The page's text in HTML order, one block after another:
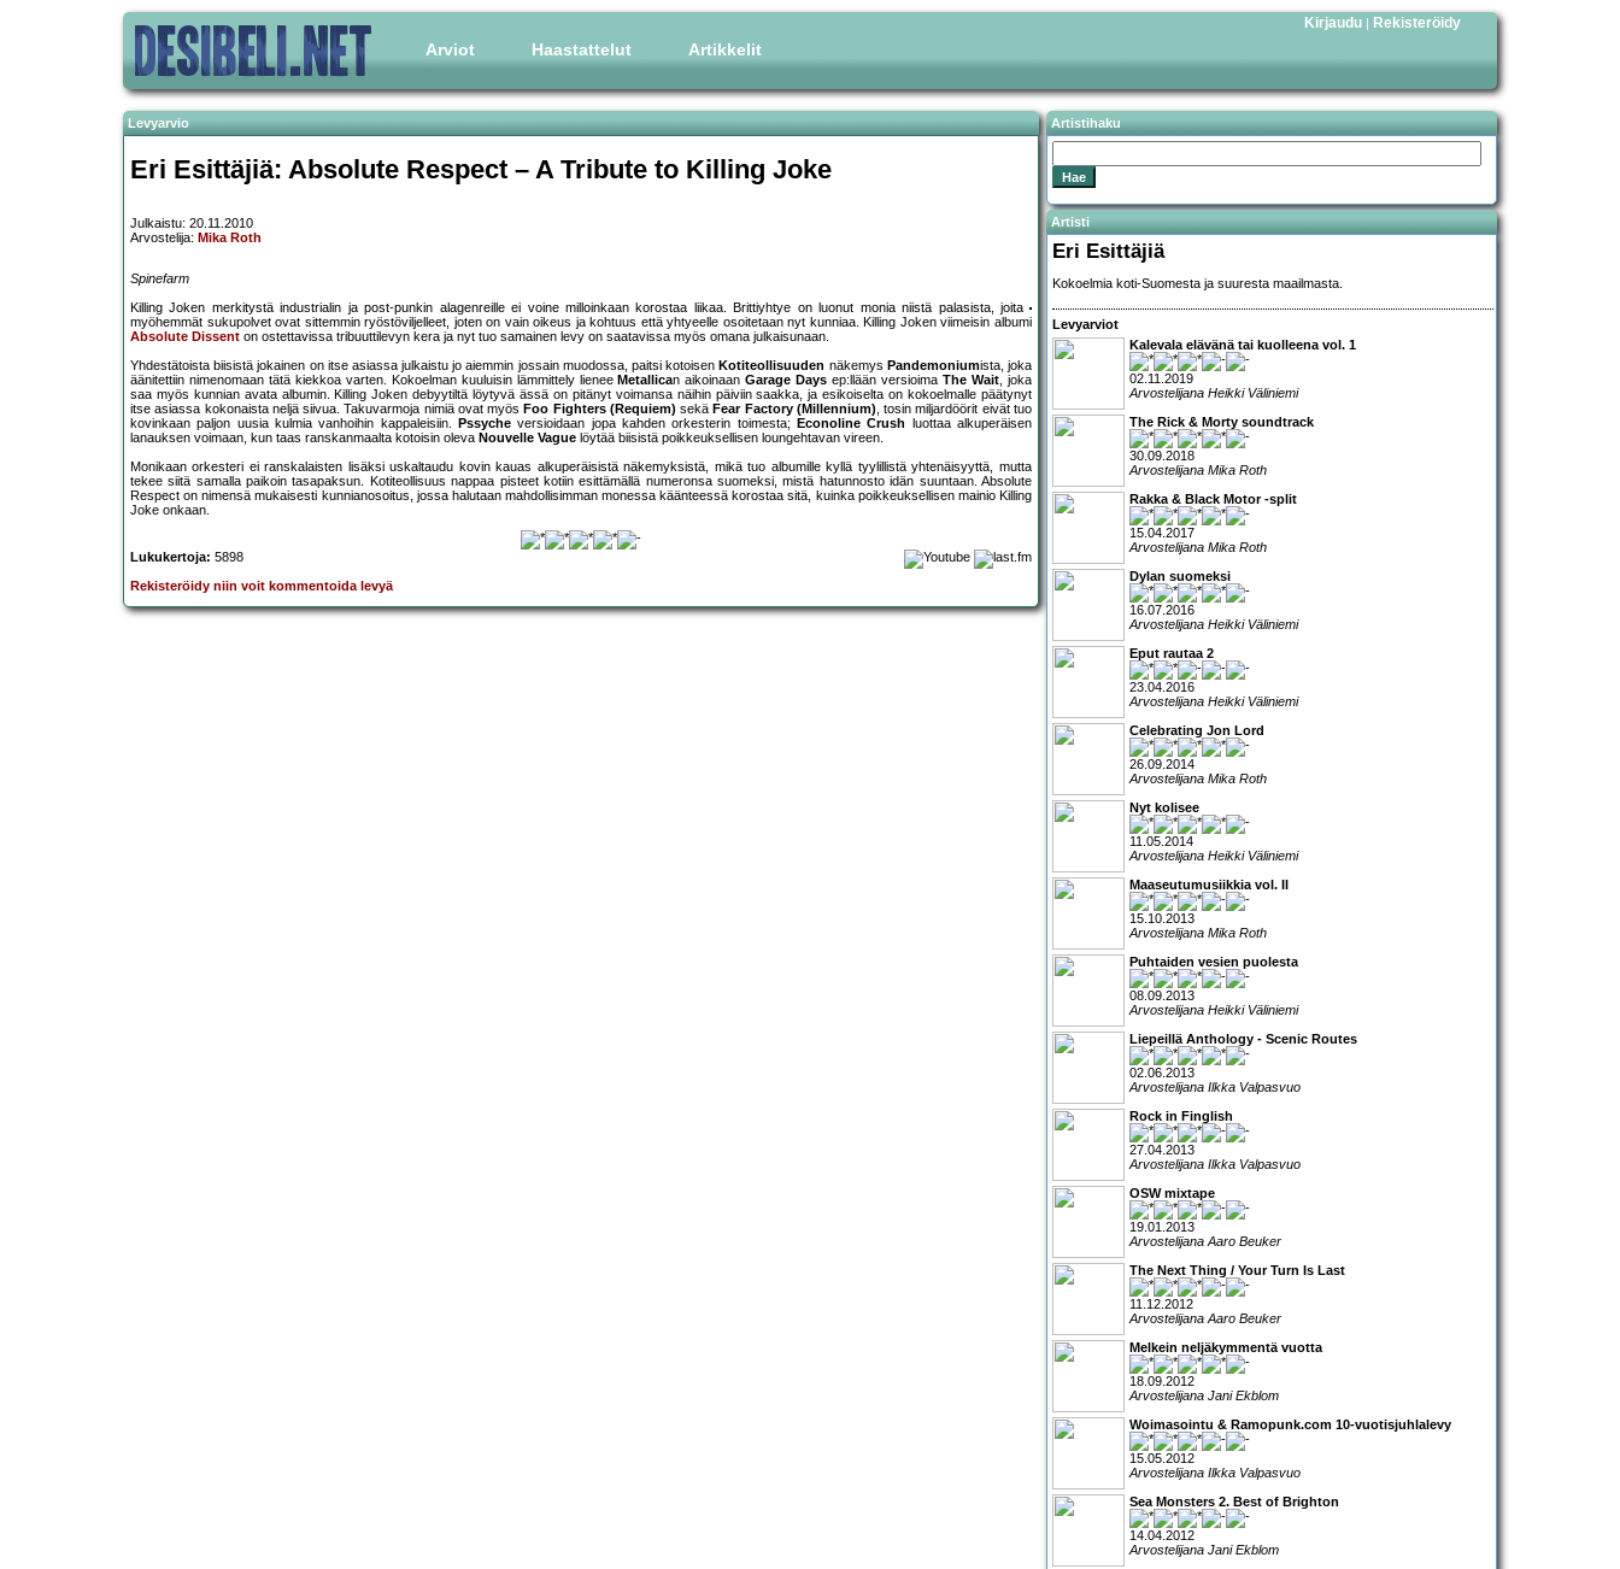
Arviot Haastattelut Artikkelit
Kirjaudu | Rekisteröidy
Levyarvio
Eri Esittäjiä: Absolute Respect – A Tribute to Killing Joke
Julkaistu: 20.11.2010
Arvostelija: Mika Roth
Spinefarm
Killing Joken merkitystä industrialin ja post-punkin alagenreille ei voine milloinkaan korostaa liikaa. Brittiyhtye on luonut monia niistä palasista, joita
myöhemmät sukupolvet ovat sittemmin ryöstöviljelleet, joten on vain oikeus ja kohtuus että yhtyeelle osoitetaan nyt kunniaa. Killing Joken viimeisin albumi
Absolute Dissent on ostettavissa tribuuttilevyn kera ja nyt tuo samainen levy on saatavissa myös omana julkaisunaan.
Yhdestätoista biisistä jokainen on itse asiassa julkaistu jo aiemmin jossain muodossa, paitsi kotoisen Kotiteollisuuden näkemys Pandemoniumista, joka
äänitettiin nimenomaan tätä kiekkoa varten. Kokoelman kuuluisin lämmittely lienee Metallican aikoinaanGarage Days ep:llään versioimaThe Wait, joka
saa myös kunnian avata albumin. Killing Joken debyytiltä löytyvä ässä on pitänyt voimansa näihin päiviin saakka, ja esikoiselta on kokoelmalle päätynyt
itse asiassa kokonaista neljä siivua. Takuvarmoja nimiä ovat myös Foo Fighters (Requiem) sekä Fear Factory (Millennium), tosin miljardöörit eivät tuo
kovinkaan paljon uusia kulmia vanhoihin kappaleisiin.
Pssycheversioidaan jopa kahden orkesterin toimesta; Econoline Crush
luottaa alkuperäisen
lanauksen voimaan, kun taas ranskanmaalta kotoisin oleva Nouvelle Vague löytää biisistä poikkeuksellisen loungehtavan vireen.
Monikaan orkesteri ei ranskalaisten lisäksi uskaltaudu kovin kauas alkuperäisistä näkemyksistä, mikä tuo albumille kyllä tyylillistä yhtenäisyyttä, mutta
tekee siitä samalla paikoin tasapaksun. Kotiteollisuus nappaa pisteet kotiin esittämällä numeronsa suomeksi, mistä hatunnosto idän suuntaan. Absolute
Respect on nimensä mukaisesti kunnianosoitus, jossa halutaan mahdollisimman monessa käänteessä korostaa sitä, kuinka poikkeuksellisen mainio Killing
Joke onkaan.
Lukukertoja: 5898
Rekisteröidy niin voit kommentoida levyä
Artistihaku
Artisti
Eri Esittäjiä
Kokoelmia koti-Suomesta ja suuresta maailmasta.
Levyarviot
Kalevala elävänä tai kuolleena vol. 1
02.11.2019
Arvostelijana Heikki Väliniemi
The Rick & Morty soundtrack
30.09.2018
Arvostelijana Mika Roth
Rakka & Black Motor -split
15.04.2017
Arvostelijana Mika Roth
Dylan suomeksi
16.07.2016
Arvostelijana Heikki Väliniemi
Eput rautaa 2
23.04.2016
Arvostelijana Heikki Väliniemi
Celebrating Jon Lord
26.09.2014
Arvostelijana Mika Roth
Nyt kolisee
11.05.2014
Arvostelijana Heikki Väliniemi
Maaseutumusiikkia vol. II
15.10.2013
Arvostelijana Mika Roth
Puhtaiden vesien puolesta
08.09.2013
Arvostelijana Heikki Väliniemi
Liepeillä Anthology - Scenic Routes
02.06.2013
Arvostelijana Ilkka Valpasvuo
Rock in Finglish
27.04.2013
Arvostelijana Ilkka Valpasvuo
OSW mixtape
19.01.2013
Arvostelijana Aaro Beuker
The Next Thing / Your Turn Is Last
11.12.2012
Arvostelijana Aaro Beuker
Melkein neljäkymmentä vuotta
18.09.2012
Arvostelijana Jani Ekblom
Woimasointu & Ramopunk.com 10-vuotisjuhlalevy
15.05.2012
Arvostelijana Ilkka Valpasvuo
Sea Monsters 2. Best of Brighton
14.04.2012
Arvostelijana Jani Ekblom